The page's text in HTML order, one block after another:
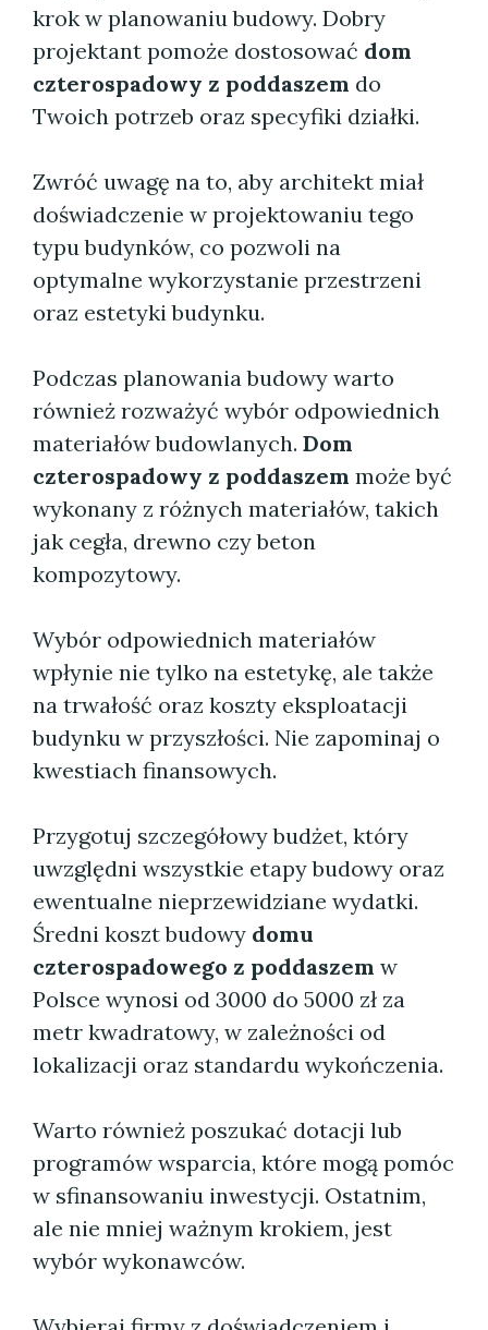
krok w planowaniu budowy. Dobry
projektant pomoże dostosować dom
czterospadowy z poddaszem do
Twoich potrzeb oraz specyfiki działki.
Zwróć uwagę na to, aby architekt miał
doświadczenie w projektowaniu tego
typu budynków, co pozwoli na
optymalne wykorzystanie przestrzeni
oraz estetyki budynku.
Podczas planowania budowy warto
również rozważyć wybór odpowiednich
materiałów budowlanych. Dom
czterospadowy z poddaszem może być
wykonany z różnych materiałów, takich
jak cegła, drewno czy beton
kompozytowy.
Wybór odpowiednich materiałów
wpłynie nie tylko na estetykę, ale także
na trwałość oraz koszty eksploatacji
budynku w przyszłości. Nie zapominaj o
kwestiach finansowych.
Przygotuj szczegółowy budżet, który
uwzględni wszystkie etapy budowy oraz
ewentualne nieprzewidziane wydatki.
Średni koszt budowy domu
czterospadowego z poddaszem w
Polsce wynosi od 3000 do 5000 zł za
metr kwadratowy, w zależności od
lokalizacji oraz standardu wykończenia.
Warto również poszukać dotacji lub
programów wsparcia, które mogą pomóc
w sfinansowaniu inwestycji. Ostatnim,
ale nie mniej ważnym krokiem, jest
wybór wykonawców.